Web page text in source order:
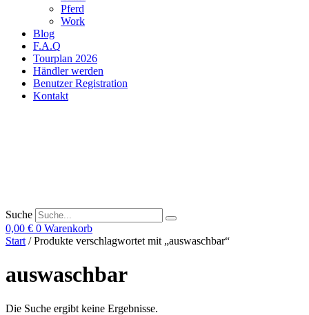
Pferd
Work
Blog
F.A.Q
Tourplan 2026
Händler werden
Benutzer Registration
Kontakt
Suche
0,00 € 0 Warenkorb
Start / Produkte verschlagwortet mit „auswaschbar“
auswaschbar
Die Suche ergibt keine Ergebnisse.